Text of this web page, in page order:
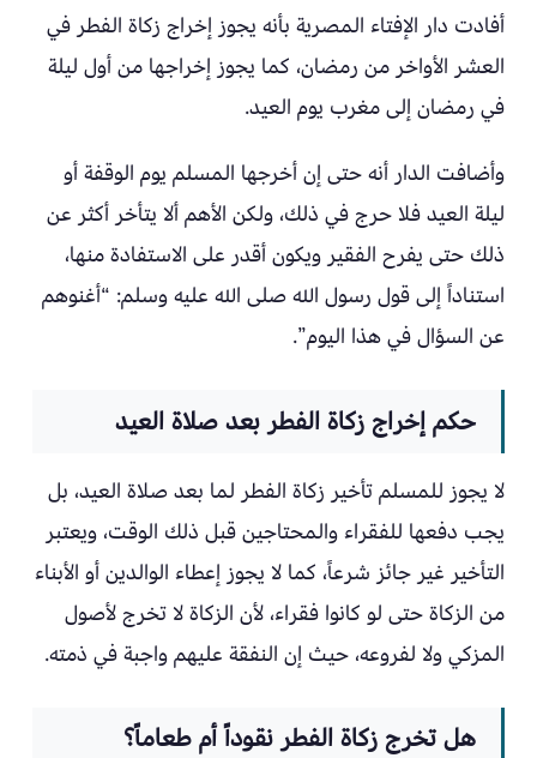
أفادت دار الإفتاء المصرية بأنه يجوز إخراج زكاة الفطر في
العشر الأواخر من رمضان، كما يجوز إخراجها من أول ليلة
في رمضان إلى مغرب يوم العيد.
وأضافت الدار أنه حتى إن أخرجها المسلم يوم الوقفة أو
ليلة العيد فلا حرج في ذلك، ولكن الأهم ألا يتأخر أكثر عن
ذلك حتى يفرح الفقير ويكون أقدر على الاستفادة منها،
استناداً إلى قول رسول الله صلى الله عليه وسلم: “أغنوهم
عن السؤال في هذا اليوم”.
حكم إخراج زكاة الفطر بعد صلاة العيد
لا يجوز للمسلم تأخير زكاة الفطر لما بعد صلاة العيد، بل
يجب دفعها للفقراء والمحتاجين قبل ذلك الوقت، ويعتبر
التأخير غير جائز شرعاً، كما لا يجوز إعطاء الوالدين أو الأبناء
من الزكاة حتى لو كانوا فقراء، لأن الزكاة لا تخرج لأصول
المزكي ولا لفروعه، حيث إن النفقة عليهم واجبة في ذمته.
هل تخرج زكاة الفطر نقوداً أم طعاماً؟